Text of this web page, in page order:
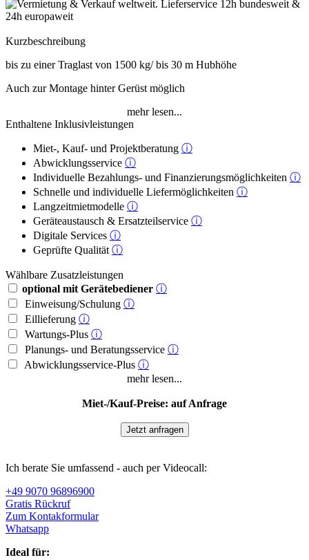
Kurzbeschreibung
bis zu einer Traglast von 1500 kg/ bis 30 m Hubhöhe
Auch zur Montage hinter Gerüst möglich
mehr lesen...
Enthaltene Inklusivleistungen
Miet-, Kauf- und Projektberatung ⓘ
Abwicklungsservice ⓘ
Individuelle Bezahlungs- und Finanzierungsmöglichkeiten ⓘ
Schnelle und individuelle Liefermöglichkeiten ⓘ
Langzeitmietmodelle ⓘ
Geräteaustausch & Ersatzteilservice ⓘ
Digitale Services ⓘ
Geprüfte Qualität ⓘ
Wählbare Zusatzleistungen
optional mit Gerätebediener ⓘ
Einweisung/Schulung ⓘ
Eillieferung ⓘ
Wartungs-Plus ⓘ
Planungs- und Beratungsservice ⓘ
Abwicklungsservice-Plus ⓘ
mehr lesen...
Miet-/Kauf-Preise: auf Anfrage
Jetzt anfragen
Ich berate Sie umfassend - auch per Videocall:
+49 9070 96896900
Gratis Rückruf
Zum Kontakformular
Whatsapp
Ideal für: